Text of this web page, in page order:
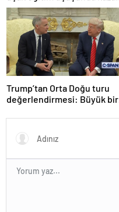
yaptı
Trump’tan Orta Doğu turu
değerlendirmesi: Büyük bir